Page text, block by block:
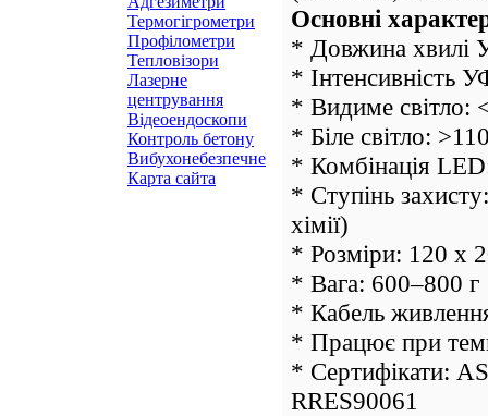
Термогігрометри
Профілометри
Тепловізори
Лазерне
центрування
Відеоендоскопи
Контроль бетону
Вибухонебезпечне
Карта сайта
Основні
* Довжина
* Інтенсивність
* Видиме світло:
* Біле світло:
* Комбінація
* Ступінь
хімії)
* Розміри: 120 x
* Вага: 600–800 г
* Кабель
* Працює при
* Сертифікати:
RRES90061